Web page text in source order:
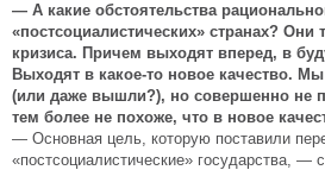
— А какие обстоятельства
«постсоциалистических» странах? Они
кризиса. Причем выходят вперед, в
Выходят в какое-то новое качество.
(или даже вышли?), но совершенно не
тем более не похоже, что в новое
— Основная цель, которую поставили
«постсоциалистические» государства, —